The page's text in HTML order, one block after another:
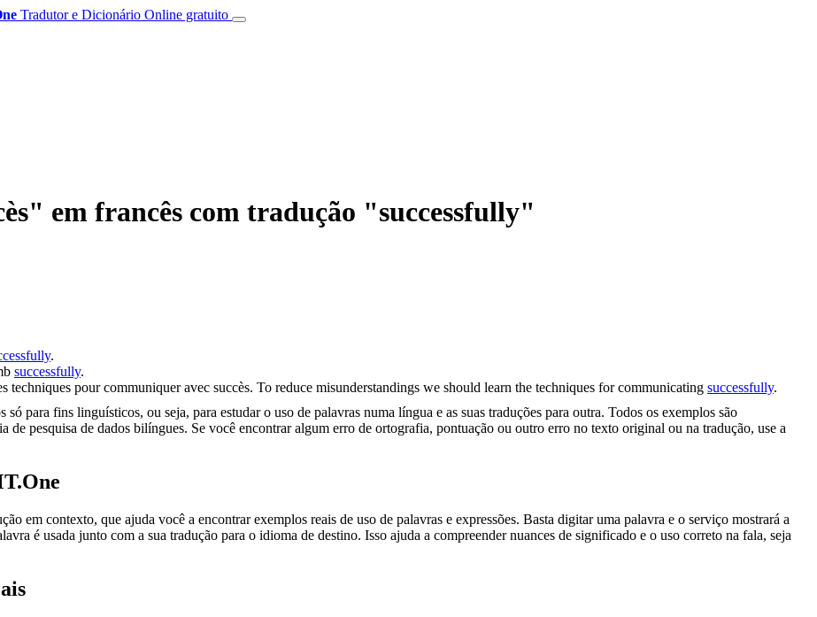
Tradutor e Dicionário Online gratuito
em francês com tradução "successfully"
.
successfully.
techniques pour communiqueravec succès. To reduce misunderstandings we should learn the techniques for communicating successfully.
para fins linguísticos, ou seja, para estudar o uso de palavras numa língua e as suas traduções para outra. Todos os exemplos são
de pesquisa de dados bilíngues. Se você encontrar algum erro de ortografia, pontuação ou outro erro no texto original ou na tradução, use a
em contexto, que ajuda você a encontrar exemplos reais de uso de palavras e expressões. Basta digitar uma palavra e o serviço mostrará a
é usada junto com a sua tradução para o idioma de destino. Isso ajuda a compreender nuances de significado e o uso correto na fala, seja